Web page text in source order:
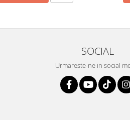
SOCIAL
Urmareste-ne in social